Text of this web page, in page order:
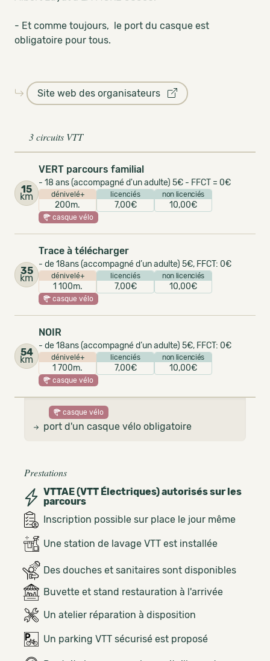
- Et comme toujours, le port du casque est
obligatoire pour tous.
Site web des organisateurs
3 circuits VTT
15
km
VERT parcours familial
- 18 ans (accompagné d'un adulte) 5€ - FFCT = 0€
dénivelé+
200m.
licenciés
7,00€
non licenciés
10,00€
casque vélo
35
km
Trace à télécharger
- de 18ans (accompagné d’un adulte) 5€, FFCT: 0€
dénivelé+
1 100m.
licenciés
7,00€
non licenciés
10,00€
casque vélo
54
km
NOIR
- de 18ans (accompagné d’un adulte) 5€, FFCT: 0€
dénivelé+
1 700m.
licenciés
7,00€
non licenciés
10,00€
casque vélo
casque vélo
port d'un casque vélo obligatoire
Prestations
VTTAE (VTT Électriques) autorisés sur les
parcours
Inscription possible sur place le jour même
Une station de lavage VTT est installée
Des douches et sanitaires sont disponibles
Buvette et stand restauration à l'arrivée
Un atelier réparation à disposition
Un parking VTT sécurisé est proposé